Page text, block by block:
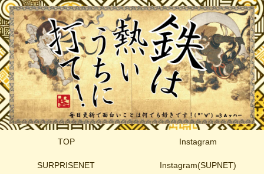
TOP Instagram
SURPRISENET Instagram(SUPNET)